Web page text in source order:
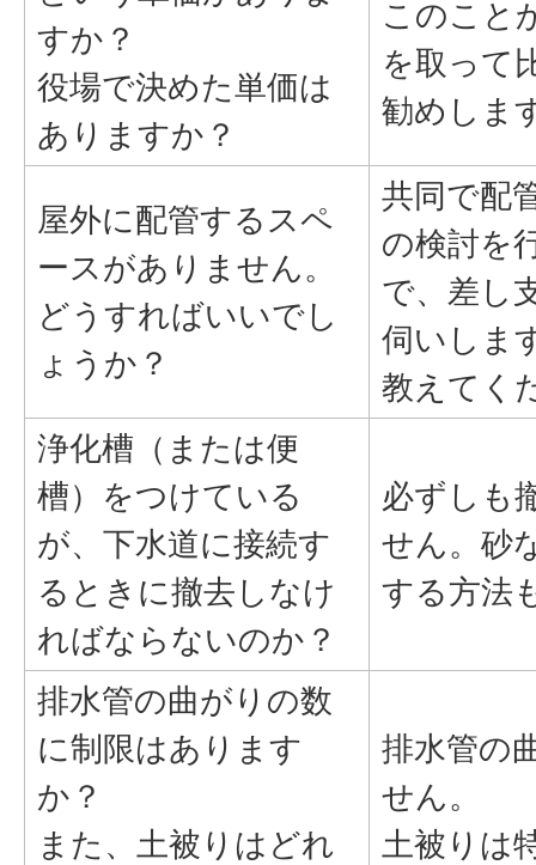
すか？
役場で決めた単価は
ありますか？
このこと
を取って
勧めしま
屋外に配管するスペ
ースがありません。
どうすればいいでし
ょうか？
共同で配
の検討を
で、差し
伺いしま
教えてく
浄化槽（または便
槽）をつけている
が、下水道に接続す
るときに撤去しなけ
ればならないのか？
必ずしも
せん。砂
する方法
排水管の曲がりの数
に制限はあります
か？
また、土被りはどれ
排水管の
せん。
土被りは